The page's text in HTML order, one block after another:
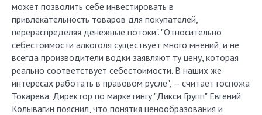
может позволить себе инвестировать в
привлекательность товаров для покупателей,
перераспределяя денежные потоки". "Относительно
себестоимости алкоголя существует много мнений, и не
всегда производители водки заявляют ту цену, которая
реально соответствует себестоимости. В наших же
интересах работать в правовом русле", — считает госпожа
Токарева. Директор по маркетингу "Дикси Групп" Евгений
Колывагин пояснил, что понятия ценообразования и